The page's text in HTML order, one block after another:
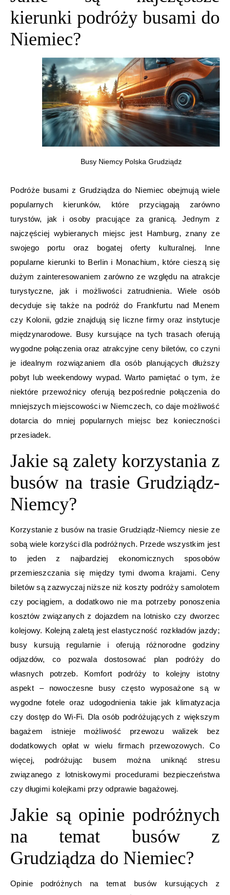
kierunki podróży busami do
Niemiec?
Busy Niemcy Polska Grudziądz
Podróże busami z Grudziądza do Niemiec obejmują wiele
popularnych kierunków, które przyciągają zarówno
turystów, jak i osoby pracujące za granicą. Jednym z
najczęściej wybieranych miejsc jest Hamburg, znany ze
swojego portu oraz bogatej oferty kulturalnej. Inne
popularne kierunki to Berlin i Monachium, które cieszą się
dużym zainteresowaniem zarówno ze względu na atrakcje
turystyczne, jak i możliwości zatrudnienia. Wiele osób
decyduje się także na podróż do Frankfurtu nad Menem
czy Kolonii, gdzie znajdują się liczne firmy oraz instytucje
międzynarodowe. Busy kursujące na tych trasach oferują
wygodne połączenia oraz atrakcyjne ceny biletów, co czyni
je idealnym rozwiązaniem dla osób planujących dłuższy
pobyt lub weekendowy wypad. Warto pamiętać o tym, że
niektóre przewoźnicy oferują bezpośrednie połączenia do
mniejszych miejscowości w Niemczech, co daje możliwość
dotarcia do mniej popularnych miejsc bez konieczności
przesiadek.
Jakie są zalety korzystania z
busów na trasie Grudziądz-
Niemcy?
Korzystanie z busów na trasie Grudziądz-Niemcy niesie ze
sobą wiele korzyści dla podróżnych. Przede wszystkim jest
to jeden z najbardziej ekonomicznych sposobów
przemieszczania się między tymi dwoma krajami. Ceny
biletów są zazwyczaj niższe niż koszty podróży samolotem
czy pociągiem, a dodatkowo nie ma potrzeby ponoszenia
kosztów związanych z dojazdem na lotnisko czy dworzec
kolejowy. Kolejną zaletą jest elastyczność rozkładów jazdy;
busy kursują regularnie i oferują różnorodne godziny
odjazdów, co pozwala dostosować plan podróży do
własnych potrzeb. Komfort podróży to kolejny istotny
aspekt – nowoczesne busy często wyposażone są w
wygodne fotele oraz udogodnienia takie jak klimatyzacja
czy dostęp do Wi-Fi. Dla osób podróżujących z większym
bagażem istnieje możliwość przewozu walizek bez
dodatkowych opłat w wielu firmach przewozowych. Co
więcej, podróżując busem można uniknąć stresu
związanego z lotniskowymi procedurami bezpieczeństwa
czy długimi kolejkami przy odprawie bagażowej.
Jakie są opinie podróżnych
na temat busów z
Grudziądza do Niemiec?
Opinie podróżnych na temat busów kursujących z